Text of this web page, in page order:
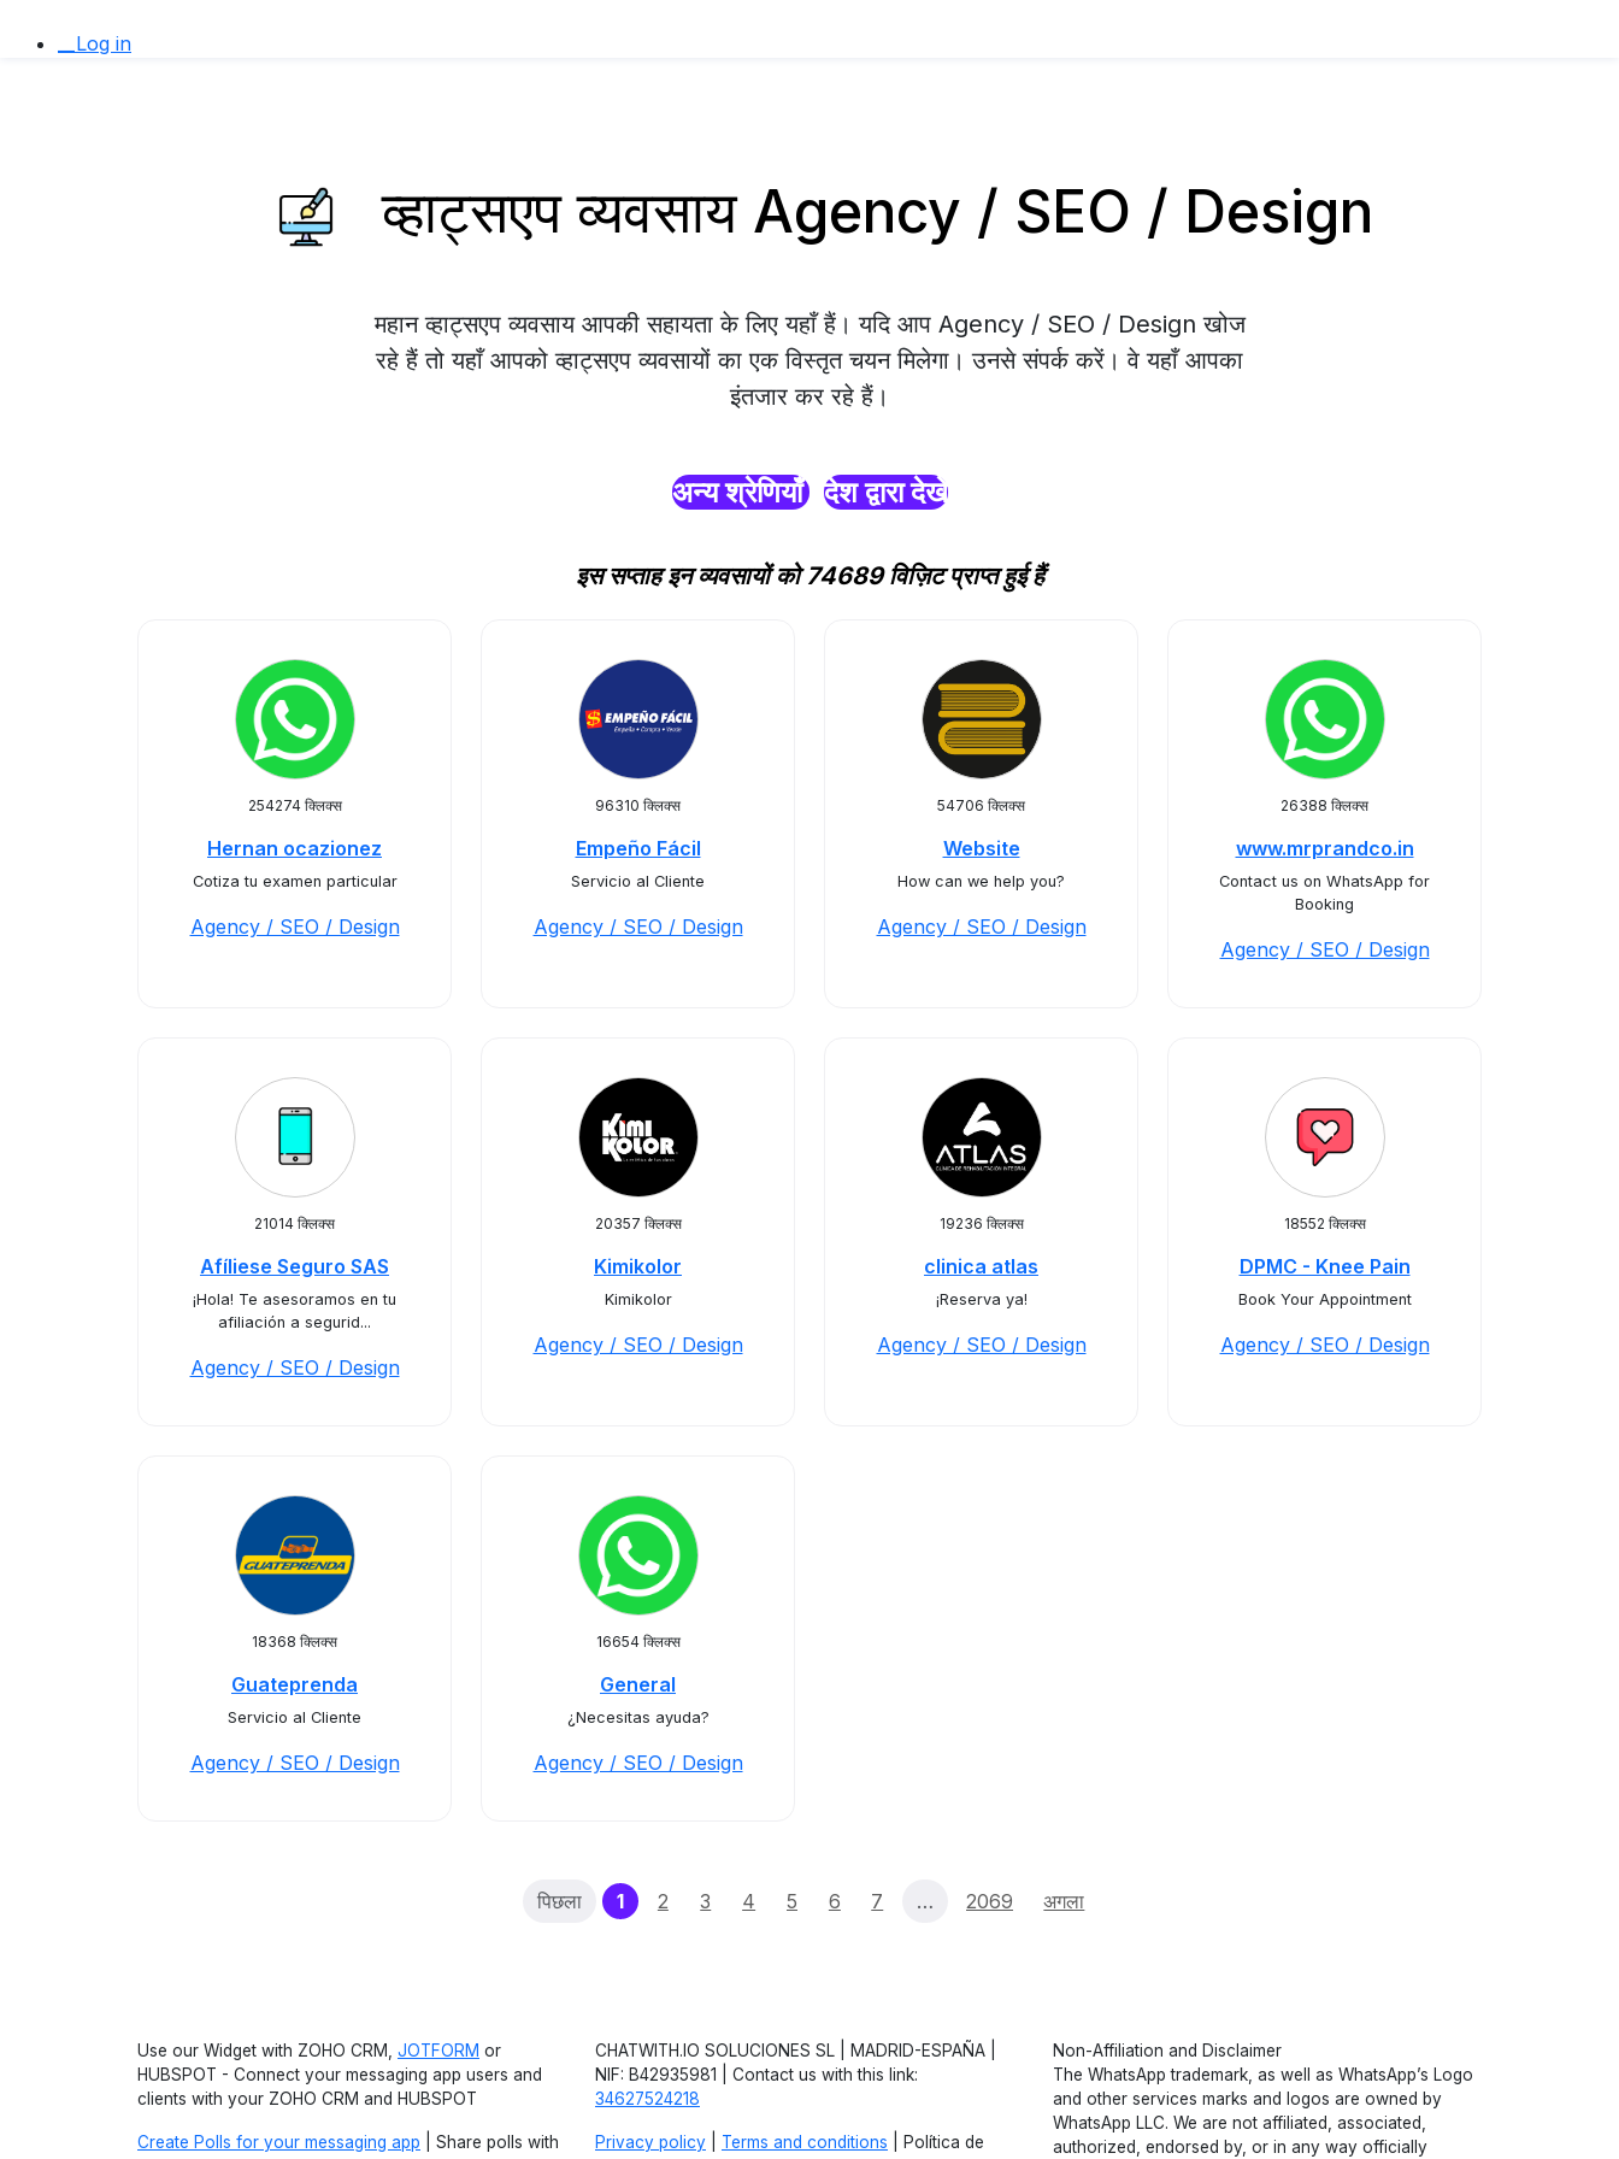
__Log in
व्हाट्सएप व्यवसाय Agency / SEO / Design
महान व्हाट्सएप व्यवसाय आपकी सहायता के लिए यहाँ हैं। यदि आप Agency / SEO / Design खोज
रहे हैं तो यहाँ आपको व्हाट्सएप व्यवसायों का एक विस्तृत चयन मिलेगा। उनसे संपर्क करें। वे यहाँ आपका
इंतजार कर रहे हैं।
अन्य श्रेणियाँ देश द्वारा देखें
इस सप्ताह इन व्यवसायों को 74689 विज़िट प्राप्त हुई हैं
254274 क्लिक्स
Hernan ocazionez
Cotiza tu examen particular
Agency / SEO / Design
96310 क्लिक्स
Empeño Fácil
Servicio al Cliente
Agency / SEO / Design
54706 क्लिक्स
Website
How can we help you?
Agency / SEO / Design
26388 क्लिक्स
www.mrprandco.in
Contact us on WhatsApp for
Booking
Agency / SEO / Design
21014 क्लिक्स
Afíliese Seguro SAS
¡Hola! Te asesoramos en tu
afiliación a segurid...
Agency / SEO / Design
20357 क्लिक्स
Kimikolor
Kimikolor
Agency / SEO / Design
19236 क्लिक्स
clinica atlas
¡Reserva ya!
Agency / SEO / Design
18552 क्लिक्स
DPMC - Knee Pain
Book Your Appointment
Agency / SEO / Design
18368 क्लिक्स
Guateprenda
Servicio al Cliente
Agency / SEO / Design
16654 क्लिक्स
General
¿Necesitas ayuda?
Agency / SEO / Design
पिछला 1(current)
2 3 4 5 6 7 … 2069 अगला
Use our Widget with ZOHO CRM, JOTFORM or
HUBSPOT - Connect your messaging app users and
clients with your ZOHO CRM and HUBSPOT
Create Polls for your messaging app | Share polls with
CHATWITH.IO SOLUCIONES SL | MADRID-ESPAÑA |
NIF: B42935981 | Contact us with this link:
34627524218
Privacy policy Terms and conditions | Política de
Non-Affiliation and Disclaimer
The WhatsApp trademark, as well as WhatsApp’s Logo
and other services marks and logos are owned by
WhatsApp LLC. We are not affiliated, associated,
authorized, endorsed by, or in any way officially